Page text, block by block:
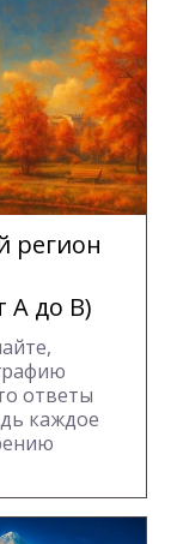
регион
А до В)
ответы
каждое